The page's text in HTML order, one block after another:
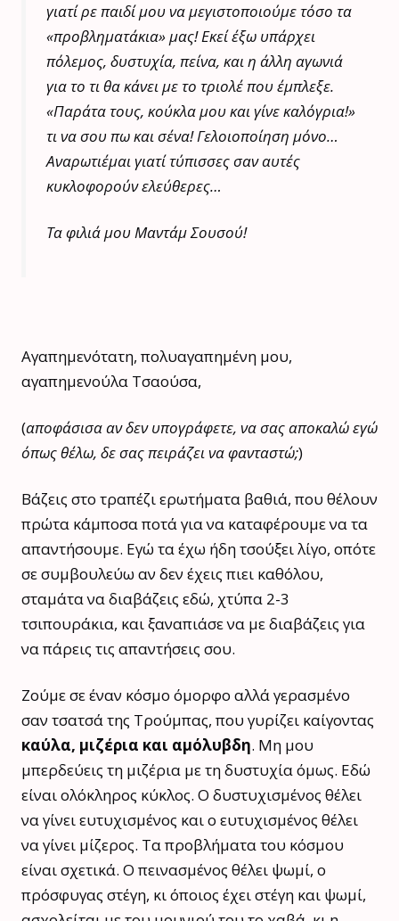
γιατί ρε παιδί μου να μεγιστοποιούμε τόσο τα
«προβληματάκια» μας! Εκεί έξω υπάρχει
πόλεμος, δυστυχία, πείνα, και η άλλη αγωνιά
για το τι θα κάνει με το τριολέ που έμπλεξε.
«Παράτα τους, κούκλα μου και γίνε καλόγρια!»
τι να σου πω και σένα! Γελοιοποίηση μόνο…
Αναρωτιέμαι γιατί τύπισσες σαν αυτές
κυκλοφορούν ελεύθερες…
Τα φιλιά μου Μαντάμ Σουσού!
Αγαπημενότατη, πολυαγαπημένη μου,
αγαπημενούλα Τσαούσα,
(αποφάσισα αν δεν υπογράφετε, να σας αποκαλώ εγώ
όπως θέλω, δε σας πειράζει να φανταστώ;)
Βάζεις στο τραπέζι ερωτήματα βαθιά, που θέλουν
πρώτα κάμποσα ποτά για να καταφέρουμε να τα
απαντήσουμε. Εγώ τα έχω ήδη τσούξει λίγο, οπότε
σε συμβουλεύω αν δεν έχεις πιει καθόλου,
σταμάτα να διαβάζεις εδώ, χτύπα 2-3
τσιπουράκια, και ξαναπιάσε να με διαβάζεις για
να πάρεις τις απαντήσεις σου.
Ζούμε σε έναν κόσμο όμορφο αλλά γερασμένο
σαν τσατσά της Τρούμπας, που γυρίζει καίγοντας
καύλα, μιζέρια και αμόλυβδη. Μη μου
μπερδεύεις τη μιζέρια με τη δυστυχία όμως. Εδώ
είναι ολόκληρος κύκλος. Ο δυστυχισμένος θέλει
να γίνει ευτυχισμένος και ο ευτυχισμένος θέλει
να γίνει μίζερος. Τα προβλήματα του κόσμου
είναι σχετικά. Ο πεινασμένος θέλει ψωμί, ο
πρόσφυγας στέγη, κι όποιος έχει στέγη και ψωμί,